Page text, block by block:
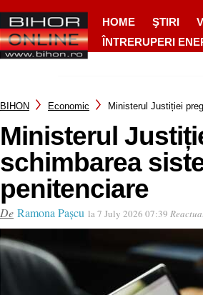
HOME ŞTIRI
ÎNTRERUPERI
BIHON Economic Ministerul Justiției
Ministerul
schimbarea
penitenciare
De Ramona Pașcu la 7 July 2026 07:39